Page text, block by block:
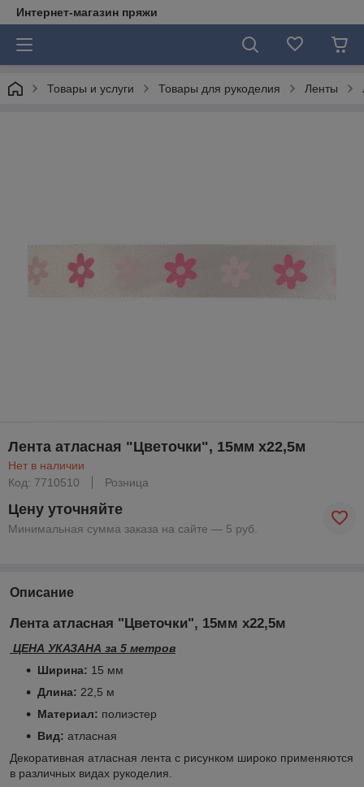
Интернет-магазин пряжи
Товары и услуги Товары для рукоделия Ленты
Лента атласная "Цветочки", 15мм х22,5м
Нет в наличии
Код: 7710510
Розница
Цену уточняйте
Минимальная сумма заказа на сайте — 5 руб.
Описание
Лента атласная "Цветочки", 15мм х22,5м
ЦЕНА УКАЗАНА за 5 метров
Ширина: 15 мм
Длина: 22,5 м
Материал: полиэстер
Вид: атласная
Декоративная атласная лента с рисунком широко применяются
в различных видах рукоделия.